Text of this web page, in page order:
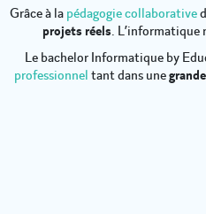
Grâce à la pédagogie collaborative
projets réels. L’informatique
Le bachelor Informatique by
professionnel tant dans une